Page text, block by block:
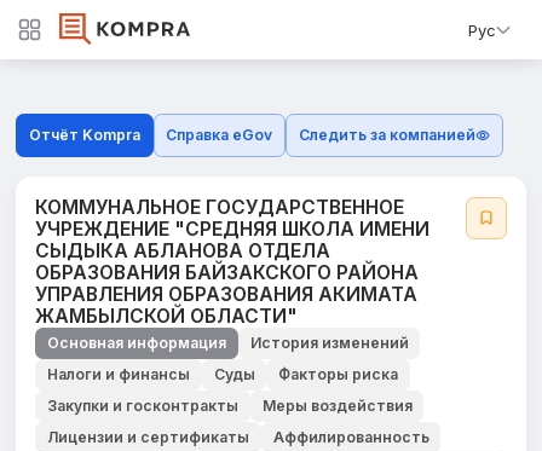
Рус
Отчёт Kompra Справка eGov Следить за компанией
КОММУНАЛЬНОЕ ГОСУДАРСТВЕННОЕ
УЧРЕЖДЕНИЕ "СРЕДНЯЯ ШКОЛА ИМЕНИ
СЫДЫКА АБЛАНОВА ОТДЕЛА
ОБРАЗОВАНИЯ БАЙЗАКСКОГО РАЙОНА
УПРАВЛЕНИЯ ОБРАЗОВАНИЯ АКИМАТА
ЖАМБЫЛСКОЙ ОБЛАСТИ"
Основная информация
История изменений
Налоги и финансы
Суды
Факторы риска
Закупки и госконтракты
Меры воздействия
Лицензии и сертификаты
Аффилированность